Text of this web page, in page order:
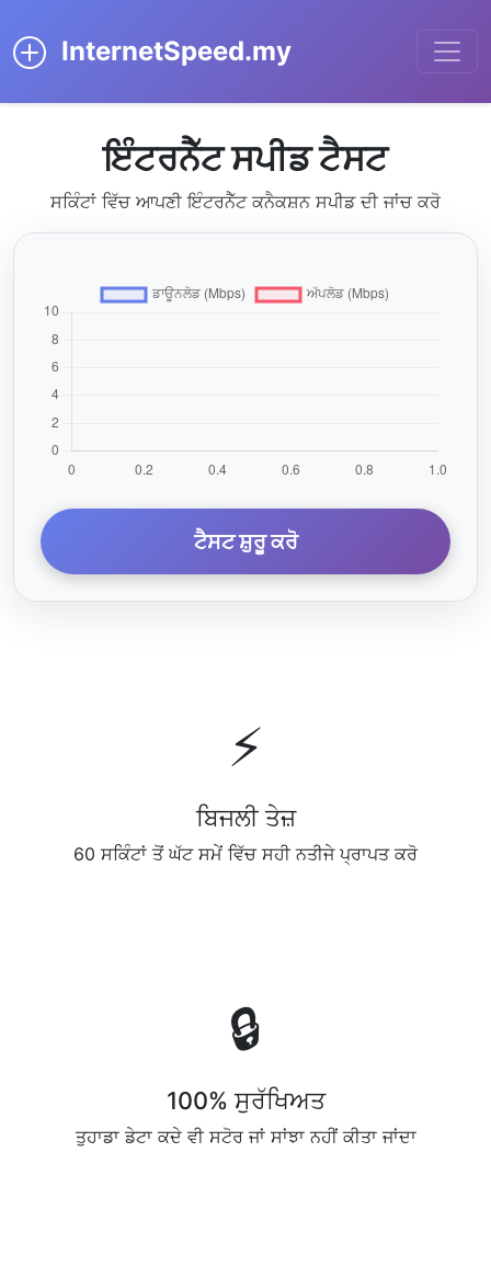
InternetSpeed.my
ਇੰਟਰਨੈੱਟ ਸਪੀਡ ਟੈਸਟ
ਸਕਿੰਟਾਂ ਵਿੱਚ ਆਪਣੀ ਇੰਟਰਨੈੱਟ ਕਨੈਕਸ਼ਨ ਸਪੀਡ ਦੀ ਜਾਂਚ ਕਰੋ
ਟੈਸਟ ਸ਼ੁਰੂ ਕਰੋ
⚡
ਬਿਜਲੀ ਤੇਜ਼
60 ਸਕਿੰਟਾਂ ਤੋਂ ਘੱਟ ਸਮੇਂ ਵਿੱਚ ਸਹੀ ਨਤੀਜੇ ਪ੍ਰਾਪਤ ਕਰੋ
🔒
100% ਸੁਰੱਖਿਅਤ
ਤੁਹਾਡਾ ਡੇਟਾ ਕਦੇ ਵੀ ਸਟੋਰ ਜਾਂ ਸਾਂਝਾ ਨਹੀਂ ਕੀਤਾ ਜਾਂਦਾ